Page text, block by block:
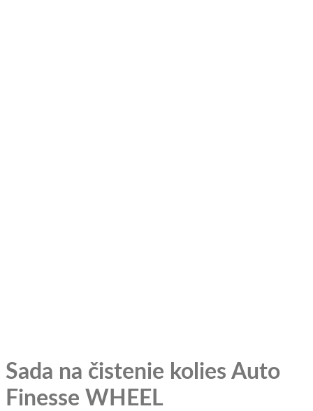
Sada na čistenie kolies Auto
Finesse WHEEL